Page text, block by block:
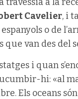
Cavelier, i
o de
que van des del
i quan
hi: «al
Els oceans